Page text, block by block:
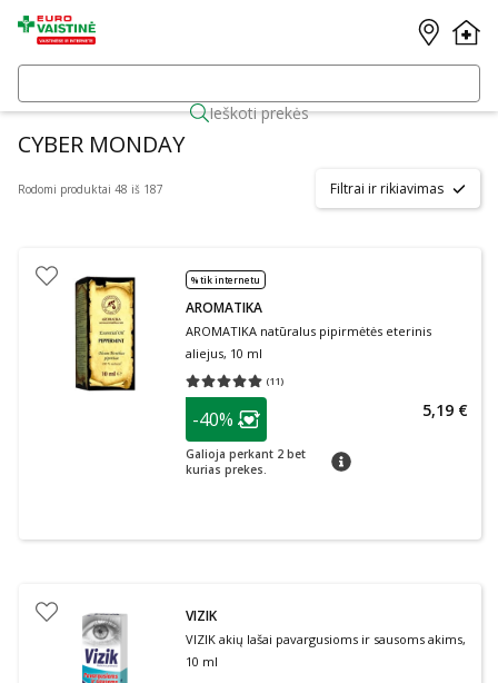
Ieškoti prekės
CYBER MONDAY
Rodomi produktai 48 iš 187 Filtrai ir rikiavimas
% tik internetu
AROMATIKA
AROMATIKA natūralus pipirmėtės eterinis
aliejus, 10 ml
(11)
Vidutinis įvertinimas 5.00
patarimas
Lojalumo klubo narių nuolaida
-40%
Galioja perkant 2 bet
kurias prekes.
patarimas
5,19 €
VIZIK
VIZIK akių lašai pavargusioms ir sausoms akims,
10 ml